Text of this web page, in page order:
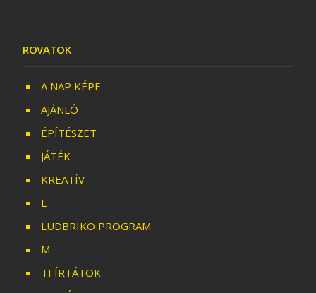
ROVATOK
A NAP KÉPE
AJÁNLÓ
ÉPÍTÉSZET
JÁTÉK
KREATÍV
L
LUDBRIKO PROGRAM
M
TI ÍRTÁTOK